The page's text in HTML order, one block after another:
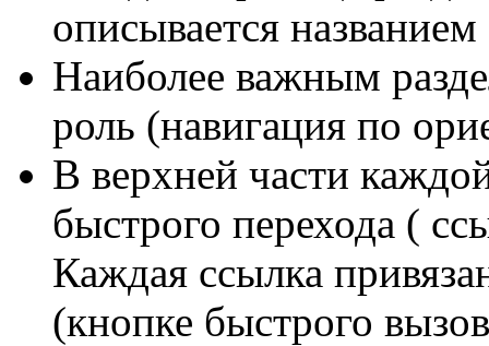
описывается
Наиболее важным
роль (навигация по
В верхней части
быстрого перехода (
Каждая ссылка
(кнопке быстрого